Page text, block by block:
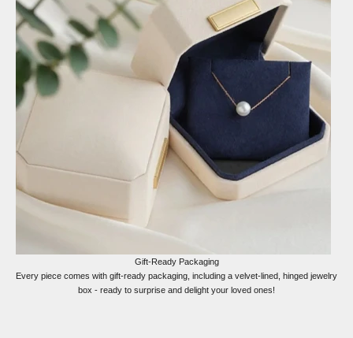
Gift-Ready Packaging
Every piece comes with gift-ready packaging, including a velvet-lined, hinged jewelry
box - ready to surprise and delight your loved ones!